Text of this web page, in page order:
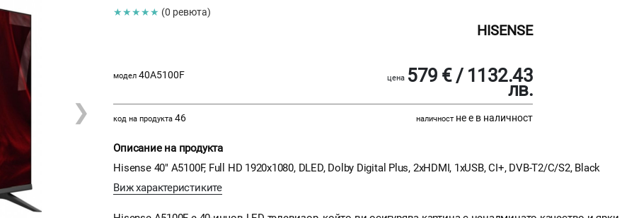
❯
★★★★★ (0 ревюта)
HISENSE
модел 40A5100F цена 579 € / 1132.43
лв.
код на продукта 46 наличност не е в наличност
Описание на продукта
Hisense 40" A5100F, Full HD 1920x1080, DLED, Dolby Digital Plus, 2xHDMI, 1xUSB, CI+, DVB-T2/C/S2, Black
Виж характеристиките